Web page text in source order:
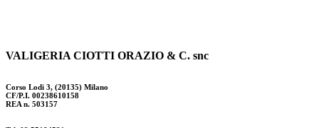
VALIGERIA CIOTTI ORAZIO & C. snc
Corso Lodi 3, (20135) Milano
CF/P.I. 00238610158
REA n. 503157